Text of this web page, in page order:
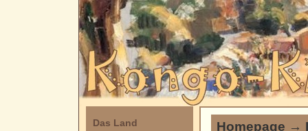
Das Land Homepage →